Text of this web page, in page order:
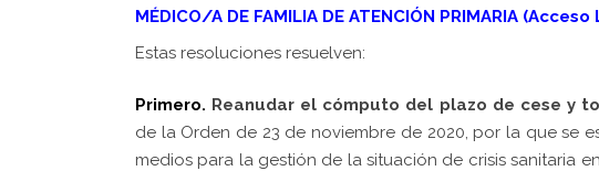
MÉDICO/A DE FAMILIA DE ATENCIÓN PRIMARIA
Estas resoluciones resuelven:
Primero. Reanudar el cómputo del plazo de cese y
de la Orden de 23 de noviembre de 2020, por la que se
medios para la gestión de la situación de crisis sanitaria